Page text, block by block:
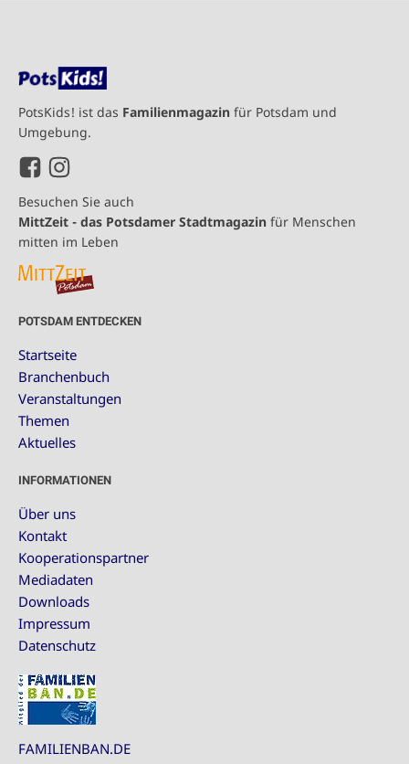
PotsKids! ist das Familienmagazin für Potsdam und
Umgebung.
Besuchen Sie auch
MittZeit - das Potsdamer Stadtmagazin für Menschen
mitten im Leben
POTSDAM ENTDECKEN
Startseite
Branchenbuch
Veranstaltungen
Themen
Aktuelles
INFORMATIONEN
Über uns
Kontakt
Kooperationspartner
Mediadaten
Downloads
Impressum
Datenschutz
FAMILIENBAN.DE